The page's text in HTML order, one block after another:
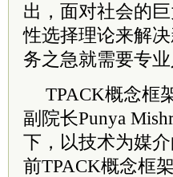
出，面对社会的
性选择理论来解
务之急就需要专
TPACK概念框
副院长Punya
下，以技术为媒
前TPACK概念框